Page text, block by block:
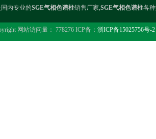
内专业的SGE气相色谱柱销售厂家,SGE气相色谱柱各
网站访问量： 778276 ICP备： 浙ICP备15025756号-2